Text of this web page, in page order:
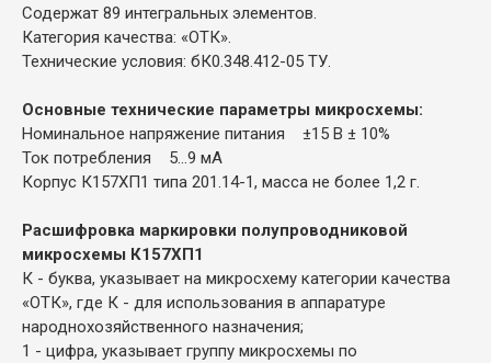
Содержат 89 интегральных элементов.
Категория качества: «ОТК».
Технические условия: бК0.348.412-05 ТУ.
Основные технические параметры микросхемы:
Номинальное напряжение питания ±15 В ± 10%
Ток потребления 5...9 мА
Корпус К157ХП1 типа 201.14-1, масса не более 1,2 г.
Расшифровка маркировки полупроводниковой
микросхемы К157ХП1
К - буква, указывает на микросхему категории качества
«ОТК», где К - для использования в аппаратуре
народнохозяйственного назначения;
1 - цифра, указывает группу микросхемы по